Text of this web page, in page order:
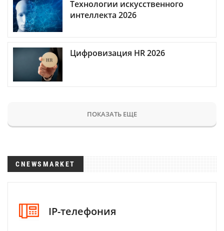
Технологии искусственного
интеллекта 2026
Цифровизация HR 2026
ПОКАЗАТЬ ЕЩЕ
CNEWSMARKET
IP-телефония